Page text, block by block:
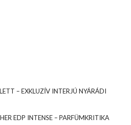
– EXKLUZÍV INTERJÚ NYÁRÁDI
EDP INTENSE – PARFÜMKRITIKA